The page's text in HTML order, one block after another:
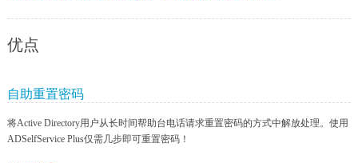
优点
自助重置密码
将Active Directory用户从长时间帮助台电话请求重置密码的方式中解放处理。使用
ADSelfService Plus仅需几步即可重置密码！